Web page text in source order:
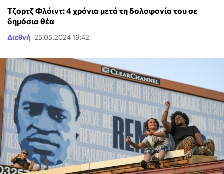
Τζορτζ Φλόιντ: 4 χρόνια μετά τη δολοφονία του σε
δημόσια θέα
Διεθνή 25.05.2024 19:42